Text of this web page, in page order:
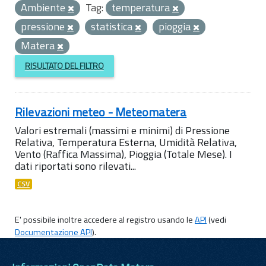
Ambiente
Tag: temperatura
pressione
statistica
pioggia
Matera
RISULTATO DEL FILTRO
Rilevazioni meteo - Meteomatera
Valori estremali (massimi e minimi) di Pressione
Relativa, Temperatura Esterna, Umidità Relativa,
Vento (Raffica Massima), Pioggia (Totale Mese). I
dati riportati sono rilevati...
CSV
E' possibile inoltre accedere al registro usando leAPI(vedi
Documentazione API).